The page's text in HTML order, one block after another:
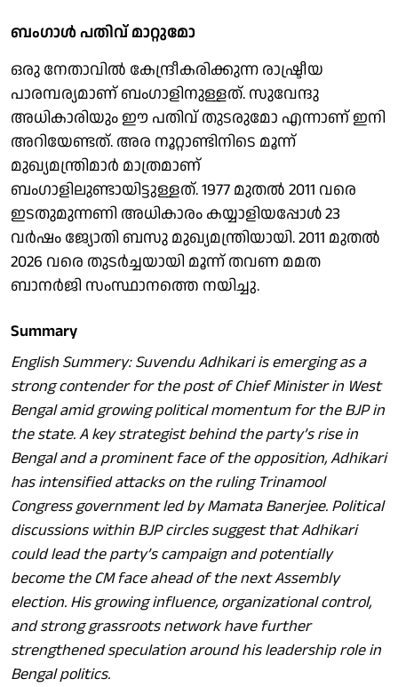
ബംഗാള്‍ പതിവ് മാറ്റുമോ
ഒരു നേതാവില്‍ കേന്ദ്രീകരിക്കുന്ന രാഷ്ട്രീയ
പാരമ്പര്യമാണ് ബംഗാളിനുള്ളത്. സുവേന്ദു
അധികാരിയും ഈ പതിവ് തുടരുമോ എന്നാണ് ഇനി
അറിയേണ്ടത്. അര നൂറ്റാണ്ടിനിടെ മൂന്ന്
മുഖ്യമന്ത്രിമാര്‍ മാത്രമാണ്
ബംഗാളിലുണ്ടായിട്ടുള്ളത്. 1977 മുതല്‍ 2011 വരെ
ഇടതുമുന്നണി അധികാരം കയ്യാളിയപ്പോള്‍ 23
വര്‍ഷം ജ്യോതി ബസു മുഖ്യമന്ത്രിയായി. 2011 മുതല്‍
2026 വരെ തുടര്‍ച്ചയായി മൂന്ന് തവണ മമത
ബാനര്‍ജി സംസ്ഥാനത്തെ നയിച്ചു.
Summary
English Summery: Suvendu Adhikari is emerging as a
strong contender for the post of Chief Minister in West
Bengal amid growing political momentum for the BJP in
the state. A key strategist behind the party’s rise in
Bengal and a prominent face of the opposition, Adhikari
has intensified attacks on the ruling Trinamool
Congress government led by Mamata Banerjee. Political
discussions within BJP circles suggest that Adhikari
could lead the party’s campaign and potentially
become the CM face ahead of the next Assembly
election. His growing influence, organizational control,
and strong grassroots network have further
strengthened speculation around his leadership role in
Bengal politics.